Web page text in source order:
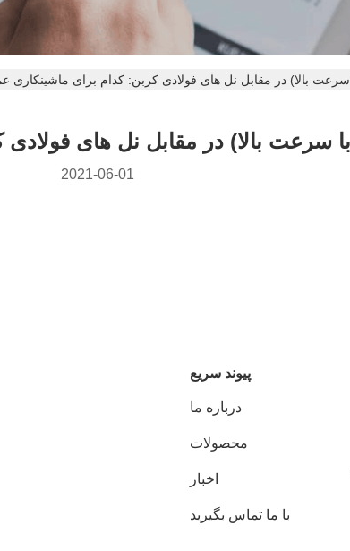
2021-06-01
پيوند سريع
درباره ما
محصولات
اخبار
با ما تماس بگیرید